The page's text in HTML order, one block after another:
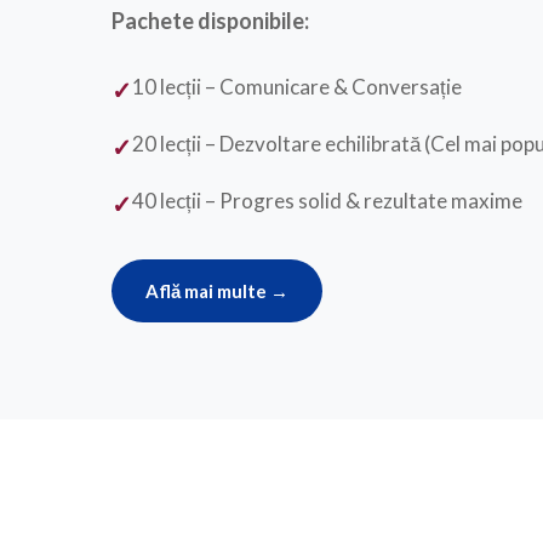
Pachete disponibile:
10 lecții – Comunicare & Conversație
20 lecții – Dezvoltare echilibrată (Cel mai
40 lecții – Progres solid & rezultate maxime
Află mai multe →